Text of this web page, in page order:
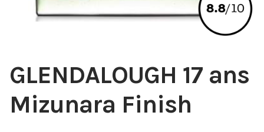
GLENDALOUGH 17 ans
Mizunara Finish